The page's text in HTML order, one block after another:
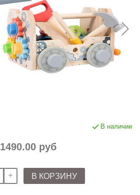
В наличии
1490.00 руб
В КОРЗИНУ